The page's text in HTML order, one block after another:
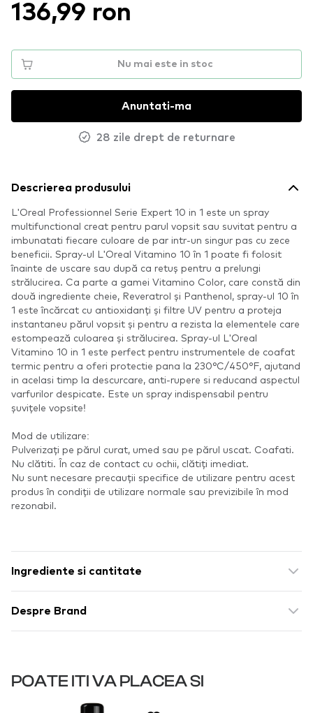
136,99 ron
Nu mai este in stoc
Anuntati-ma
28 zile drept de returnare
Descrierea produsului
L'Oreal Professionnel Serie Expert 10 in 1 este un spray
multifunctional creat pentru parul vopsit sau suvitat pentru a
imbunatati fiecare culoare de par intr-un singur pas cu zece
beneficii. Spray-ul L'Oreal Vitamino 10 în 1 poate fi folosit
înainte de uscare sau după ca retuș pentru a prelungi
strălucirea. Ca parte a gamei Vitamino Color, care constă din
două ingrediente cheie, Reveratrol și Panthenol, spray-ul 10 în
1 este încărcat cu antioxidanți și filtre UV pentru a proteja
instantaneu părul vopsit și pentru a rezista la elementele care
estompează culoarea și strălucirea. Spray-ul L'Oreal
Vitamino 10 in 1 este perfect pentru instrumentele de coafat
termic pentru a oferi protectie pana la 230°C/450°F, ajutand
in acelasi timp la descurcare, anti-rupere si reducand aspectul
varfurilor despicate. Este un spray indispensabil pentru
șuvițele vopsite!
Mod de utilizare:
Pulverizați pe părul curat, umed sau pe părul uscat. Coafati.
Nu clătiti. În caz de contact cu ochii, clătiți imediat.
Nu sunt necesare precauții specifice de utilizare pentru acest
produs în condiții de utilizare normale sau previzibile în mod
rezonabil.
Ingrediente si cantitate
Despre Brand
POATE ITI VA PLACEA SI